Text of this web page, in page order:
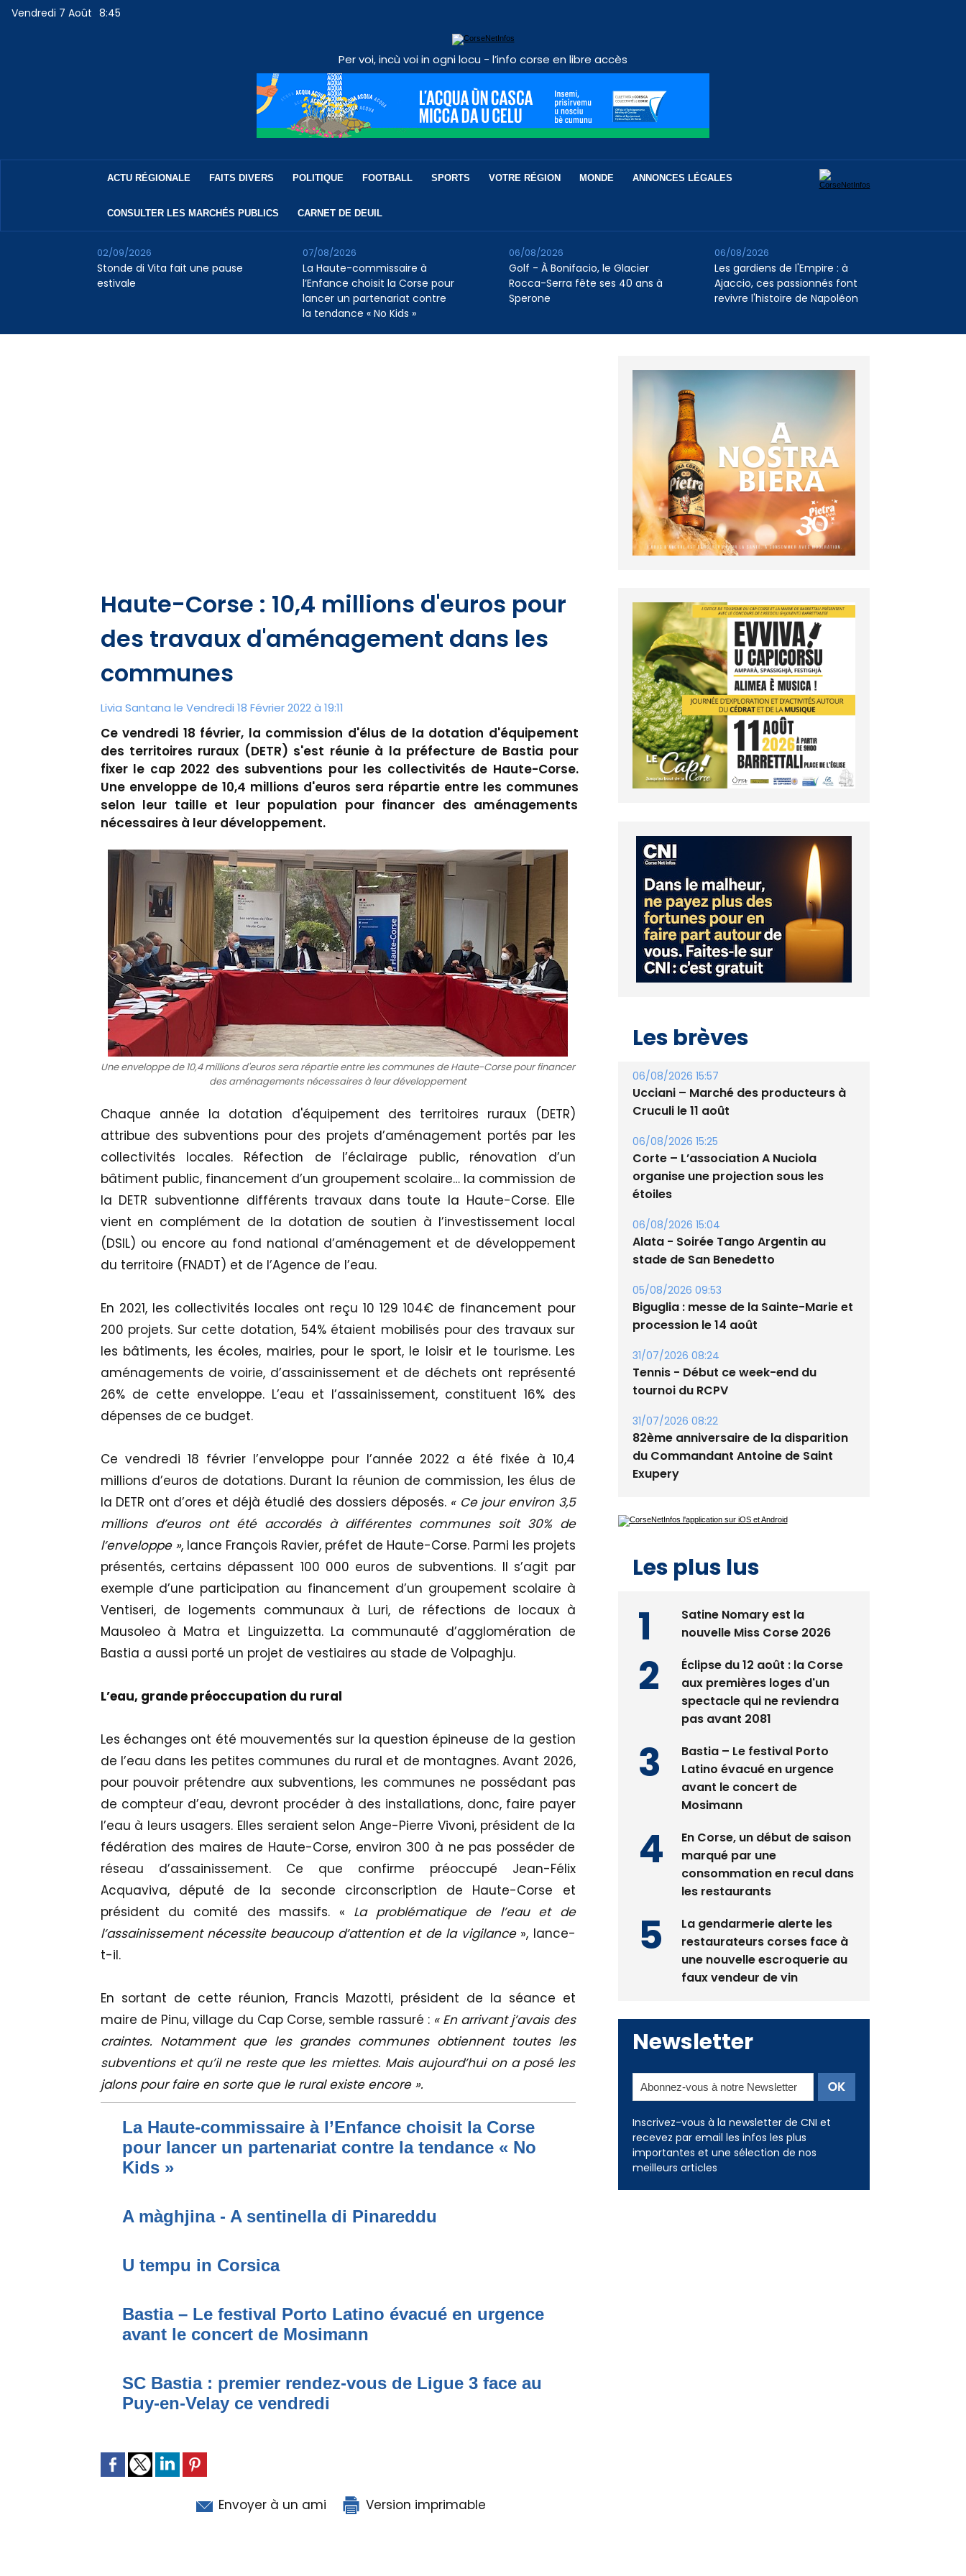
Vendredi 7 Août 8:45
Per voi, incù voi in ogni locu - l’info corse en libre accès
ACTU RÉGIONALE FAITS DIVERS POLITIQUE FOOTBALL SPORTS VOTRE RÉGION MONDE ANNONCES LÉGALES
CONSULTER LES MARCHÉS PUBLICS CARNET DE DEUIL
Stonde di Vita fait une pause
estivale
02/09/2026
La Haute-commissaire à
l’Enfance choisit la Corse pour
lancer un partenariat contre
la tendance « No Kids »
07/08/2026
Golf - À Bonifacio, le Glacier
Rocca-Serra fête ses 40 ans à
Sperone
06/08/2026
Les gardiens de l'Empire : à
Ajaccio, ces passionnés font
revivre l'histoire de Napoléon
06/08/2026
Haute-Corse : 10,4 millions d'euros pour
des travaux d'aménagement dans les
communes
Livia Santana le Vendredi 18 Février 2022 à 19:11
Ce vendredi 18 février, la commission d'élus de la dotation d'équipement
des territoires ruraux (DETR) s'est réunie à la préfecture de Bastia pour
fixer le cap 2022 des subventions pour les collectivités de Haute-Corse.
Une enveloppe de 10,4 millions d'euros sera répartie entre les communes
selon leur taille et leur population pour financer des aménagements
nécessaires à leur développement.
Une enveloppe de 10,4 millions d'euros sera répartie entre les communes de Haute-Corse pour financer
des aménagements nécessaires à leur développement
Chaque année la dotation d'équipement des territoires ruraux (DETR)
attribue des subventions pour des projets d’aménagement portés par les
collectivités locales. Réfection de l’éclairage public, rénovation d’un
bâtiment public, financement d’un groupement scolaire… la commission de
la DETR subventionne différents travaux dans toute la Haute-Corse. Elle
vient en complément de la dotation de soutien à l’investissement local
(DSIL) ou encore au fond national d’aménagement et de développement
du territoire (FNADT) et de l’Agence de l’eau.
En 2021, les collectivités locales ont reçu 10 129 104€ de financement pour
200 projets. Sur cette dotation, 54% étaient mobilisés pour des travaux sur
les bâtiments, les écoles, mairies, pour le sport, le loisir et le tourisme. Les
aménagements de voirie, d’assainissement et de déchets ont représenté
26% de cette enveloppe. L’eau et l’assainissement, constituent 16% des
dépenses de ce budget.
Ce vendredi 18 février l’enveloppe pour l’année 2022 a été fixée à 10,4
millions d’euros de dotations. Durant la réunion de commission, les élus de
la DETR ont d’ores et déjà étudié des dossiers déposés. « Ce jour environ 3,5
millions d’euros ont été accordés à différentes communes soit 30% de
l’enveloppe », lance François Ravier, préfet de Haute-Corse. Parmi les projets
présentés, certains dépassent 100 000 euros de subventions. Il s’agit par
exemple d’une participation au financement d’un groupement scolaire à
Ventiseri, de logements communaux à Luri, de réfections de locaux à
Mausoleo à Matra et Linguizzetta. La communauté d’agglomération de
Bastia a aussi porté un projet de vestiaires au stade de Volpaghju.
L’eau, grande préoccupation du rural
Les échanges ont été mouvementés sur la question épineuse de la gestion
de l’eau dans les petites communes du rural et de montagnes. Avant 2026,
pour pouvoir prétendre aux subventions, les communes ne possédant pas
de compteur d’eau, devront procéder à des installations, donc, faire payer
l’eau à leurs usagers. Elles seraient selon Ange-Pierre Vivoni, président de la
fédération des maires de Haute-Corse, environ 300 à ne pas posséder de
réseau d’assainissement. Ce que confirme préoccupé Jean-Félix
Acquaviva, député de la seconde circonscription de Haute-Corse et
président du comité des massifs. « La problématique de l’eau et de
l’assainissement nécessite beaucoup d’attention et de la vigilance », lance-
t-il.
En sortant de cette réunion, Francis Mazotti, président de la séance et
maire de Pinu, village du Cap Corse, semble rassuré : « En arrivant j’avais des
craintes. Notamment que les grandes communes obtiennent toutes les
subventions et qu’il ne reste que les miettes. Mais aujourd’hui on a posé les
jalons pour faire en sorte que le rural existe encore ».
La Haute-commissaire à l’Enfance choisit la Corse
pour lancer un partenariat contre la tendance « No
Kids »
A màghjina - A sentinella di Pinareddu
U tempu in Corsica
Bastia – Le festival Porto Latino évacué en urgence
avant le concert de Mosimann
SC Bastia : premier rendez-vous de Ligue 3 face au
Puy-en-Velay ce vendredi
Envoyer à un ami Version imprimable
Les brèves
06/08/2026 15:57
Ucciani – Marché des producteurs à
Cruculi le 11 août
06/08/2026 15:25
Corte – L’association A Nuciola
organise une projection sous les
étoiles
06/08/2026 15:04
Alata - Soirée Tango Argentin au
stade de San Benedetto
05/08/2026 09:53
Biguglia : messe de la Sainte-Marie et
procession le 14 août
31/07/2026 08:24
Tennis - Début ce week-end du
tournoi du RCPV
31/07/2026 08:22
82ème anniversaire de la disparition
du Commandant Antoine de Saint
Exupery
Les plus lus
Satine Nomary est la
nouvelle Miss Corse 2026
Éclipse du 12 août : la Corse
aux premières loges d'un
spectacle qui ne reviendra
pas avant 2081
Bastia – Le festival Porto
Latino évacué en urgence
avant le concert de
Mosimann
En Corse, un début de saison
marqué par une
consommation en recul dans
les restaurants
La gendarmerie alerte les
restaurateurs corses face à
une nouvelle escroquerie au
faux vendeur de vin
Newsletter
Inscrivez-vous à la newsletter de CNI et
recevez par email les infos les plus
importantes et une sélection de nos
meilleurs articles